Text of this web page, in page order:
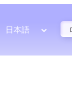
日本語